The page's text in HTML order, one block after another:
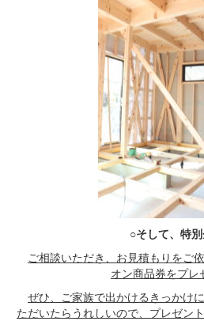
○そして、特別
ご相談いただき、お見積もりをご
オン商品券をプレ
ぜひ、ご家族で出かけるきっかけ
ただいたらうれしいので、プレゼン